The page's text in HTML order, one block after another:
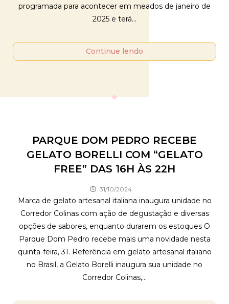
programada para acontecer em meados de janeiro de
2025 e terá...
Continue lendo
PARQUE DOM PEDRO RECEBE
GELATO BORELLI COM “GELATO
FREE” DAS 16H ÀS 22H
31/10/2024
Marca de gelato artesanal italiana inaugura unidade no
Corredor Colinas com ação de degustação e diversas
opções de sabores, enquanto durarem os estoques O
Parque Dom Pedro recebe mais uma novidade nesta
quinta-feira, 31. Referência em gelato artesanal italiano
no Brasil, a Gelato Borelli inaugura sua unidade no
Corredor Colinas,...